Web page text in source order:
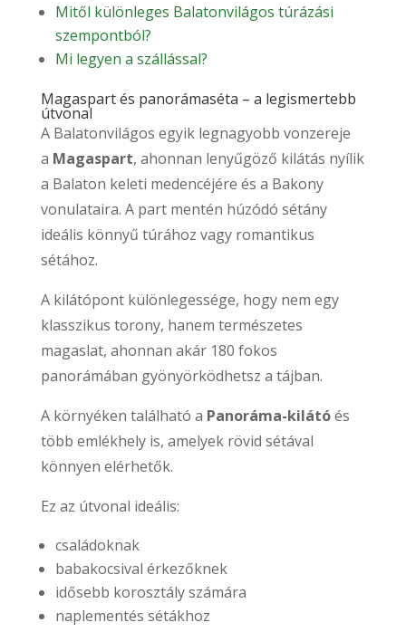
Mitől különleges Balatonvilágos túrázási
szempontból?
Mi legyen a szállással?
Magaspart és panorámaséta – a legismertebb
útvonal
A Balatonvilágos egyik legnagyobb vonzereje
a Magaspart, ahonnan lenyűgöző kilátás nyílik
a Balaton keleti medencéjére és a Bakony
vonulataira. A part mentén húzódó sétány
ideális könnyű túrához vagy romantikus
sétához.
A kilátópont különlegessége, hogy nem egy
klasszikus torony, hanem természetes
magaslat, ahonnan akár 180 fokos
panorámában gyönyörködhetsz a tájban.
A környéken található a Panoráma-kilátóés
több emlékhely is, amelyek rövid sétával
könnyen elérhetők.
Ez az útvonal ideális:
családoknak
babakocsival érkezőknek
idősebb korosztály számára
naplementés sétákhoz